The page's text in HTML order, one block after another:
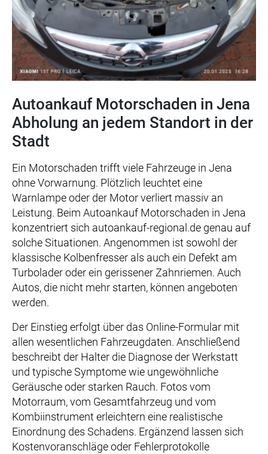
Autoankauf Motorschaden in Jena
Abholung an jedem Standort in der
Stadt
Ein Motorschaden trifft viele Fahrzeuge in Jena
ohne Vorwarnung. Plötzlich leuchtet eine
Warnlampe oder der Motor verliert massiv an
Leistung. Beim Autoankauf Motorschaden in Jena
konzentriert sich autoankauf-regional.de genau auf
solche Situationen. Angenommen ist sowohl der
klassische Kolbenfresser als auch ein Defekt am
Turbolader oder ein gerissener Zahnriemen. Auch
Autos, die nicht mehr starten, können angeboten
werden.
Der Einstieg erfolgt über das Online-Formular mit
allen wesentlichen Fahrzeugdaten. Anschließend
beschreibt der Halter die Diagnose der Werkstatt
und typische Symptome wie ungewöhnliche
Geräusche oder starken Rauch. Fotos vom
Motorraum, vom Gesamtfahrzeug und vom
Kombiinstrument erleichtern eine realistische
Einordnung des Schadens. Ergänzend lassen sich
Kostenvoranschläge oder Fehlerprotokolle